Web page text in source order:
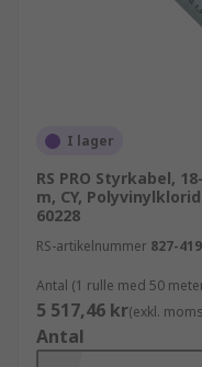
I lager
RS PRO Styrkabel,
m, CY,
60228
RS-artikelnummer 827-
Antal (1 rulle med 50
5 517,46 kr(exkl.
Antal